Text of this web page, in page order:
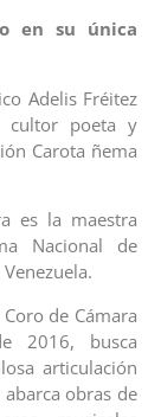
en su única
Adelis Fréitez
cultor poeta y
Carota ñema
es la maestra
Nacional de
de Cámara
2016, busca
articulación
obras de